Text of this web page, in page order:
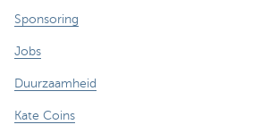
Sponsoring
Jobs
Duurzaamheid
Kate Coins